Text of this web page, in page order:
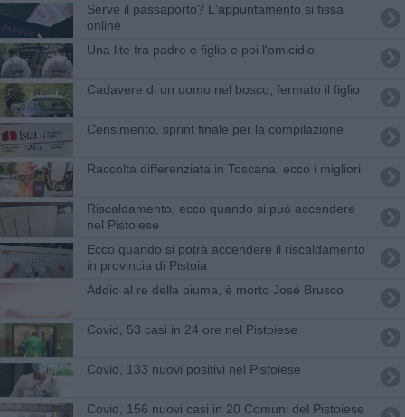
Serve il passaporto? L'appuntamento si fissa
online
Una lite fra padre e figlio e poi l'omicidio
Cadavere di un uomo nel bosco, fermato il figlio
Censimento, sprint finale per la compilazione
Raccolta differenziata in Toscana, ecco i migliori
Riscaldamento, ecco quando si può accendere
nel Pistoiese
Ecco quando si potrà accendere il riscaldamento
in provincia di Pistoia
Addio al re della piuma, è morto José Brusco
Covid, 53 casi in 24 ore nel Pistoiese
Covid, 133 nuovi positivi nel Pistoiese
Covid, 156 nuovi casi in 20 Comuni del Pistoiese